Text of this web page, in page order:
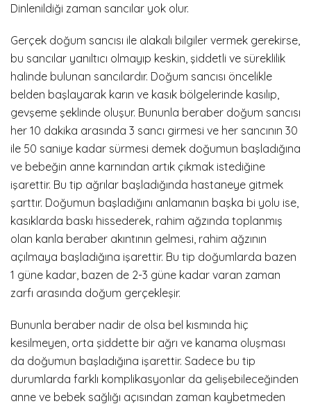
Dinlenildiği zaman sancılar yok olur.
Gerçek doğum sancısı ile alakalı bilgiler vermek gerekirse,
bu sancılar yanıltıcı olmayıp keskin, şiddetli ve süreklilik
halinde bulunan sancılardır. Doğum sancısı öncelikle
belden başlayarak karın ve kasık bölgelerinde kasılıp,
gevşeme şeklinde oluşur. Bununla beraber doğum sancısı
her 10 dakika arasında 3 sancı girmesi ve her sancının 30
ile 50 saniye kadar sürmesi demek doğumun başladığına
ve bebeğin anne karnından artık çıkmak istediğine
işarettir. Bu tip ağrılar başladığında hastaneye gitmek
şarttır. Doğumun başladığını anlamanın başka bi yolu ise,
kasıklarda baskı hissederek, rahim ağzında toplanmış
olan kanla beraber akıntının gelmesi, rahim ağzının
açılmaya başladığına işarettir. Bu tip doğumlarda bazen
1 güne kadar, bazen de 2-3 güne kadar varan zaman
zarfı arasında doğum gerçekleşir.
Bununla beraber nadir de olsa bel kısmında hiç
kesilmeyen, orta şiddette bir ağrı ve kanama oluşması
da doğumun başladığına işarettir. Sadece bu tip
durumlarda farklı komplikasyonlar da gelişebileceğinden
anne ve bebek sağlığı açısından zaman kaybetmeden